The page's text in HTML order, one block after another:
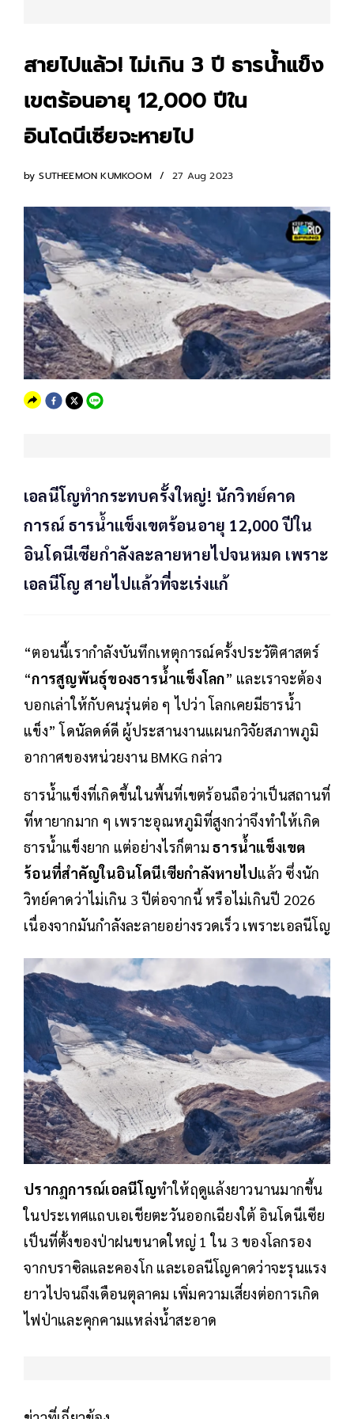
สายไปแล้ว! ไม่เกิน 3 ปี ธารน้ำแข็ง
เขตร้อนอายุ 12,000 ปีใน
อินโดนีเซียจะหายไป
by SUTHEEMON KUMKOOM 27 Aug 2023
เอลนีโญทำกระทบครั้งใหญ่! นักวิทย์คาด
การณ์ ธารน้ำแข็งเขตร้อนอายุ 12,000 ปีใน
อินโดนีเซียกำลังละลายหายไปจนหมด เพราะ
เอลนีโญ สายไปแล้วที่จะเร่งแก้
“ตอนนี้เรากำลังบันทึกเหตุการณ์ครั้งประวัติศาสตร์
“การสูญพันธุ์ของธารน้ำแข็งโลก” และเราจะต้อง
บอกเล่าให้กับคนรุ่นต่อ ๆ ไปว่า โลกเคยมีธารน้ำ
แข็ง” โดนัลดด์ดี ผู้ประสานงานแผนกวิจัยสภาพภูมิ
อากาศของหน่วยงาน BMKG กล่าว
ธารน้ำแข็งที่เกิดขึ้นในพื้นที่เขตร้อนถือว่าเป็นสถานที่
ที่หายากมาก ๆ เพราะอุณหภูมิที่สูงกว่าจึงทำให้เกิด
ธารน้ำแข็งยาก แต่อย่างไรก็ตาม ธารน้ำแข็งเขต
ร้อนที่สำคัญในอินโดนีเซียกำลังหายไปแล้ว ซึ่งนัก
วิทย์คาดว่าไม่เกิน 3 ปีต่อจากนี้ หรือไม่เกินปี 2026
เนื่องจากมันกำลังละลายอย่างรวดเร็ว เพราะเอลนีโญ
ปรากฎการณ์เอลนีโญทำให้ฤดูแล้งยาวนานมากขึ้น
ในประเทศแถบเอเชียตะวันออกเฉียงใต้ อินโดนีเซีย
เป็นที่ตั้งของป่าฝนขนาดใหญ่ 1 ใน 3 ของโลกรอง
จากบราซิลและคองโก และเอลนีโญคาดว่าจะรุนแรง
ยาวไปจนถึงเดือนตุลาคม เพิ่มความเสี่ยงต่อการเกิด
ไฟป่าและคุกคามแหล่งน้ำสะอาด